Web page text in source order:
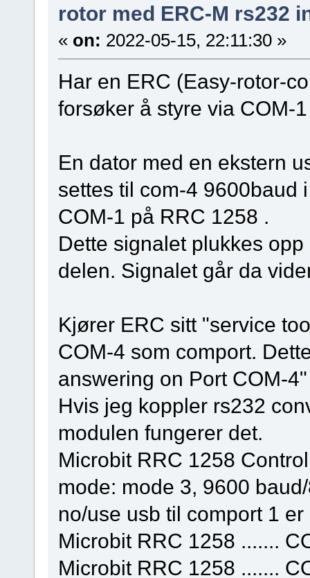
rotor med ERC-M rs232
« on: 2022-05-15, 22:11:30 »
Har en ERC (Easy-rotor-
forsøker å styre via COM-
En dator med en ekstern
settes til com-4 9600baud
COM-1 på RRC 1258 .
Dette signalet plukkes
delen. Signalet går da
Kjører ERC sitt "service
COM-4 som comport.
answering on Port COM-4"
Hvis jeg koppler rs232
modulen fungerer det.
Microbit RRC 1258
mode: mode 3, 9600
no/use usb til comport 1 er
Microbit RRC 1258 .......
Microbit RRC 1258 .......